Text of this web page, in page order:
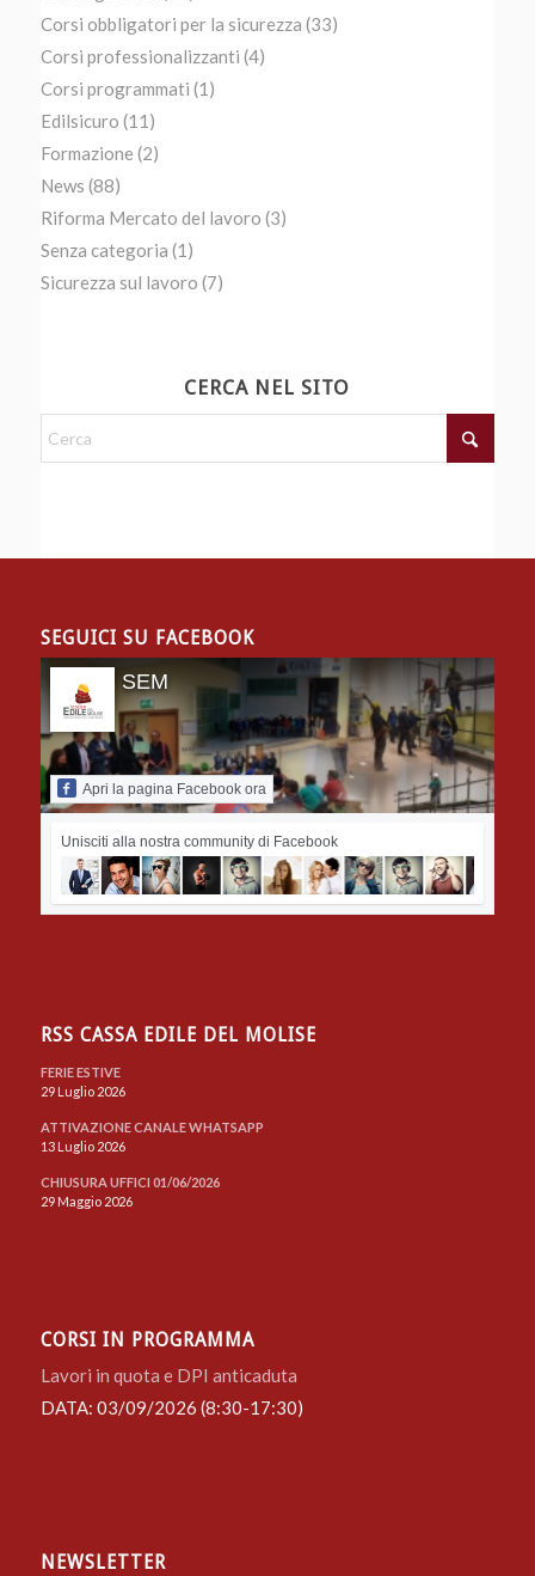
Corsi obbligatori per la sicurezza (33)
Corsi professionalizzanti (4)
Corsi programmati (1)
Edilsicuro (11)
Formazione (2)
News (88)
Riforma Mercato del lavoro (3)
Senza categoria (1)
Sicurezza sul lavoro (7)
CERCA NEL SITO
SEGUICI SU FACEBOOK
SEM
Apri la pagina Facebook ora
Unisciti alla nostra community di Facebook
RSS CASSA EDILE DEL MOLISE
FERIE ESTIVE
29 Luglio 2026
ATTIVAZIONE CANALE WHATSAPP
13 Luglio 2026
CHIUSURA UFFICI 01/06/2026
29 Maggio 2026
CORSI IN PROGRAMMA
Lavori in quota e DPI anticaduta
DATA: 03/09/2026 (8:30-17:30)
NEWSLETTER